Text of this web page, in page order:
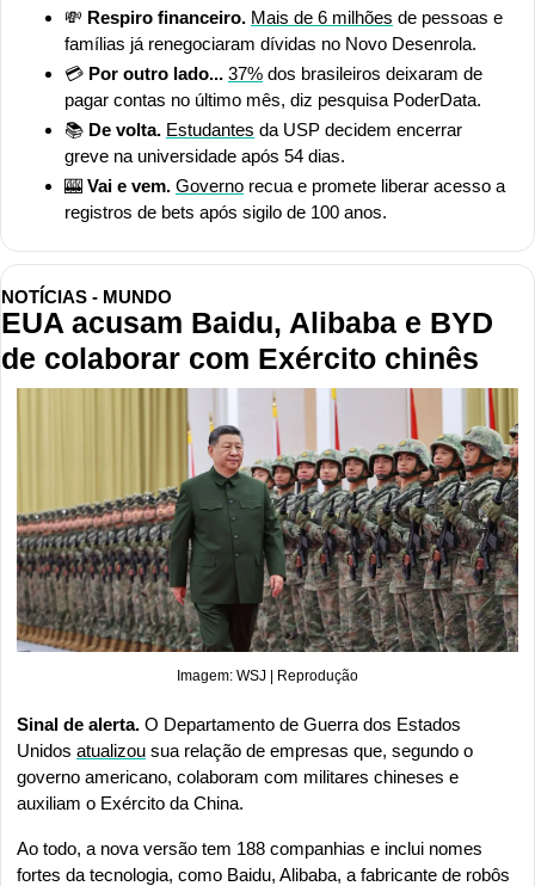
💸 Respiro financeiro. Mais de 6 milhões de pessoas e
famílias já renegociaram dívidas no Novo Desenrola.
💳 Por outro lado... 37% dos brasileiros deixaram de
pagar contas no último mês, diz pesquisa PoderData.
📚 De volta. Estudantes da USP decidem encerrar
greve na universidade após 54 dias.
🎰 Vai e vem. Governo recua e promete liberar acesso a
registros de bets após sigilo de 100 anos.
NOTÍCIAS - MUNDO
EUA acusam Baidu, Alibaba e BYD
de colaborar com Exército chinês
Imagem: WSJ | Reprodução
Sinal de alerta. O Departamento de Guerra dos Estados
Unidos atualizou sua relação de empresas que, segundo o
governo americano, colaboram com militares chineses e
auxiliam o Exército da China.
Ao todo, a nova versão tem 188 companhias e inclui nomes
fortes da tecnologia, como Baidu, Alibaba, a fabricante de robôs